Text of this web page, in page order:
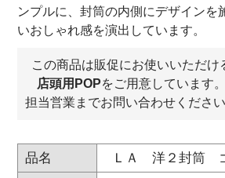
ンプルに、封筒の内側にデザインを
いおしゃれ感を演出しています。
この商品は販促にお使いいただけ
店頭用POPをご用意しています。
担当営業までお問い合わせください
品名
ＬＡ 洋２封筒